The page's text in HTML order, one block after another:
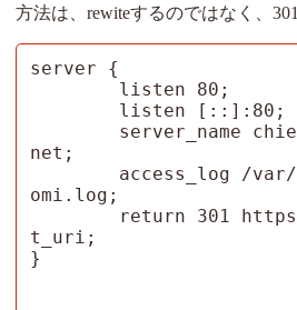
方法は、rewiteするのではなく、
server {
net;
omi.log;
t_uri;
}